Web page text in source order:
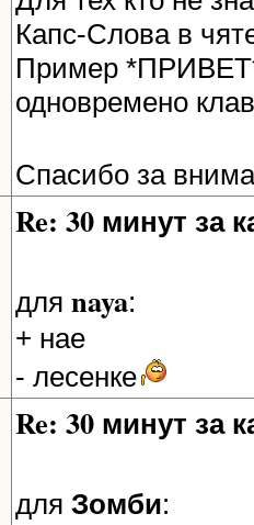
Капс-Слова в
Пример
одновремено
Спасибо за
Re: 30 минут за
для naya:
+ нае
- лесенке
Re: 30 минут за
для Зомби: